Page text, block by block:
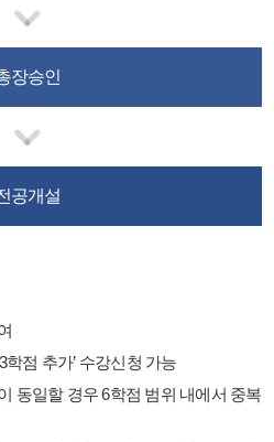
장승인
공개설
학점 추가’ 수강신청 가능
동일할 경우 6학점 범위 내에서 중복